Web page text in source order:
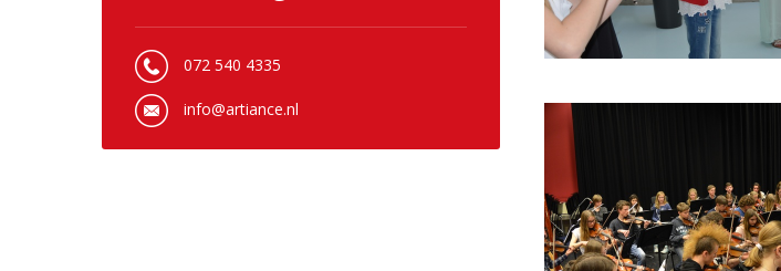
072 540 4335
info@artiance.nl